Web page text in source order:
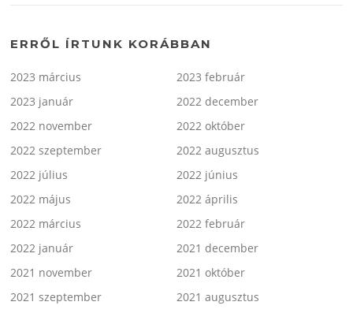
ERRŐL ÍRTUNK KORÁBBAN
2023 március
2023 február
2023 január
2022 december
2022 november
2022 október
2022 szeptember
2022 augusztus
2022 július
2022 június
2022 május
2022 április
2022 március
2022 február
2022 január
2021 december
2021 november
2021 október
2021 szeptember
2021 augusztus